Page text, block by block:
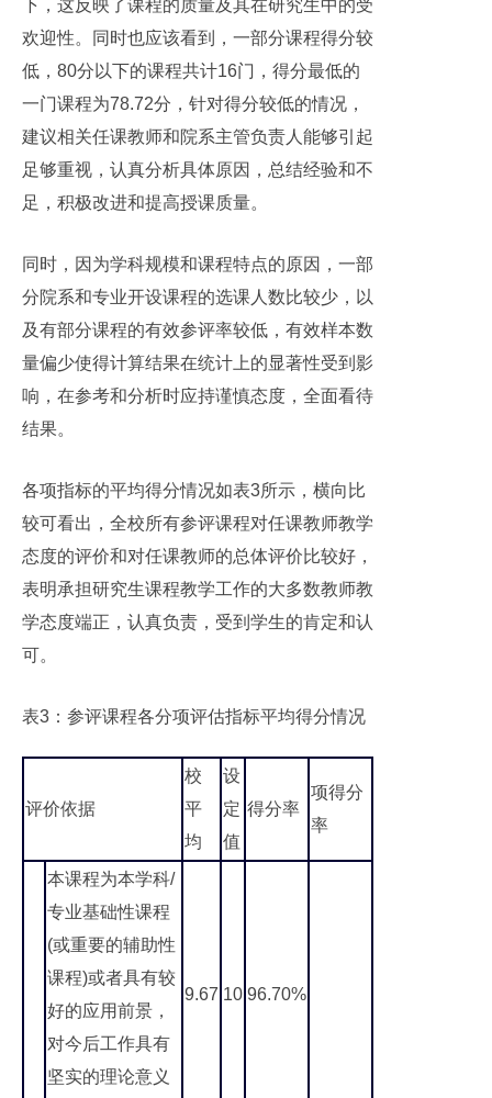
下，这反映了课程的质量及其在研究生中的受
欢迎性。同时也应该看到，一部分课程得分较
低，80分以下的课程共计16门，得分最低的
一门课程为78.72分，针对得分较低的情况，
建议相关任课教师和院系主管负责人能够引起
足够重视，认真分析具体原因，总结经验和不
足，积极改进和提高授课质量。
同时，因为学科规模和课程特点的原因，一部
分院系和专业开设课程的选课人数比较少，以
及有部分课程的有效参评率较低，有效样本数
量偏少使得计算结果在统计上的显著性受到影
响，在参考和分析时应持谨慎态度，全面看待
结果。
各项指标的平均得分情况如表3所示，横向比
较可看出，全校所有参评课程对任课教师教学
态度的评价和对任课教师的总体评价比较好，
表明承担研究生课程教学工作的大多数教师教
学态度端正，认真负责，受到学生的肯定和认
可。
表3：参评课程各分项评估指标平均得分情况
评价依据
校
平
均
设
定
值
得分率
项得分
率
本课程为本学科/
专业基础性课程
(或重要的辅助性
课程)或者具有较
好的应用前景，
对今后工作具有
坚实的理论意义
9.67 10 96.70%